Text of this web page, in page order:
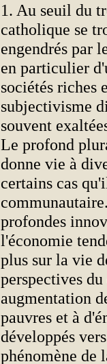
1. Au seuil du
catholique se
engendrés par
en particulier
sociétés riches
subjectivisme
souvent
Le profond
donne vie à
certains cas
profondes
l'économie
plus sur la vie
perspectives
augmentation
pauvres et à
développés
phénomène de